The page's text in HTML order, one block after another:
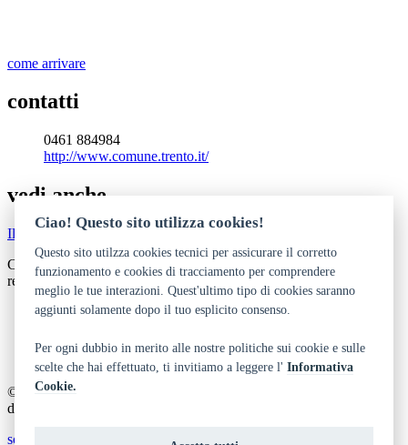
come arrivare
contatti
0461 884984
http://www.comune.trento.it/
vedi anche
Il progetto Battisti16.16
Cinque steli di ferro a Trento, un programma su History Lab, il
recital "Cesare Battisti: la notte prima della forca”
Dichiarazione di accessibilità
Note legali e crediti
Art Bonus
© 2014 - 2026 TrentinoCultura - Ideazione e coordinamento a cura
del Dipartimento Cultura, Turismo, Promozione e Sport
scrivi alla redazione
Ciao! Questo sito utilizza cookies!
Questo sito utilzza cookies tecnici per assicurare il corretto
funzionamento e cookies di tracciamento per comprendere
meglio le tue interazioni. Quest'ultimo tipo di cookies saranno
aggiunti solamente dopo il tuo esplicito consenso.
Per ogni dubbio in merito alle nostre politiche sui cookie e sulle
scelte che hai effettuato, ti invitiamo a leggere l'Informativa
Cookie.